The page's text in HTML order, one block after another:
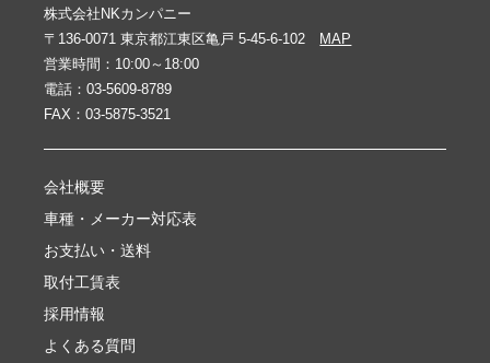
株式会社NKカンパニー
〒136-0071 東京都江東区亀戸 5-45-6-102 MAP
営業時間：10:00～18:00
電話：03-5609-8789
FAX：03-5875-3521
会社概要
車種・メーカー対応表
お支払い・送料
取付工賃表
採用情報
よくある質問